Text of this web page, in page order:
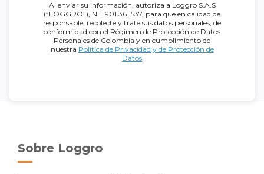
Al enviar su información, autoriza a Loggro S.A.S
(“LOGGRO”), NIT 901.361.537, para que en calidad de
responsable, recolecte y trate sus datos personales, de
conformidad con el Régimen de Protección de Datos
Personales de Colombia y en cumplimiento de
nuestra Política de Privacidad y de Protección de
Datos
Sobre Loggro